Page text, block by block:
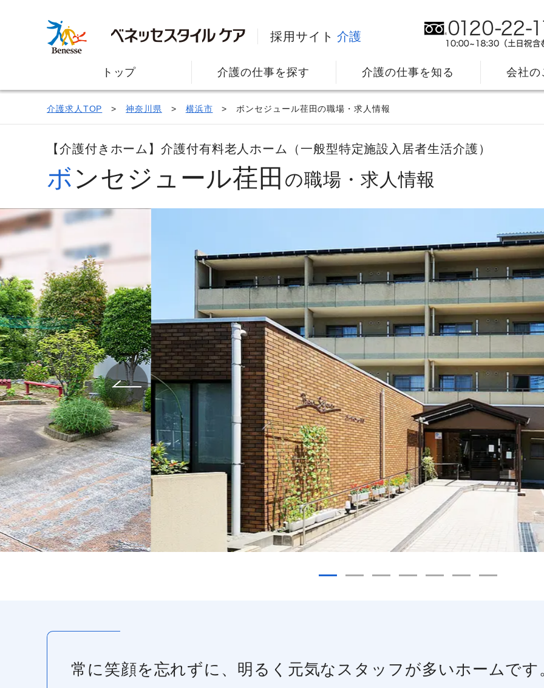
採用サイト 介護
トップ 介護の仕事を探す 介護の仕事を知る
給与制度 資格取得サポート制度 福
会社の
スタッフインタビュー 社員主役のプロジェクト 職
介護求人TOP 神奈川県 横浜市 ボンセジュール荏田の職場・求人情報
【介護付きホーム】介護付有料老人ホーム（一般型特定施設入居者生活介護）
ボンセジュール荏田 の職場・求人情報
常に笑顔を忘れずに、明るく元気なスタッフが多いホームです